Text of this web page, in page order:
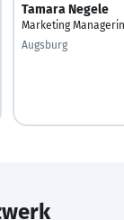
Tamara Negele
Marketing Managerin
Augsburg